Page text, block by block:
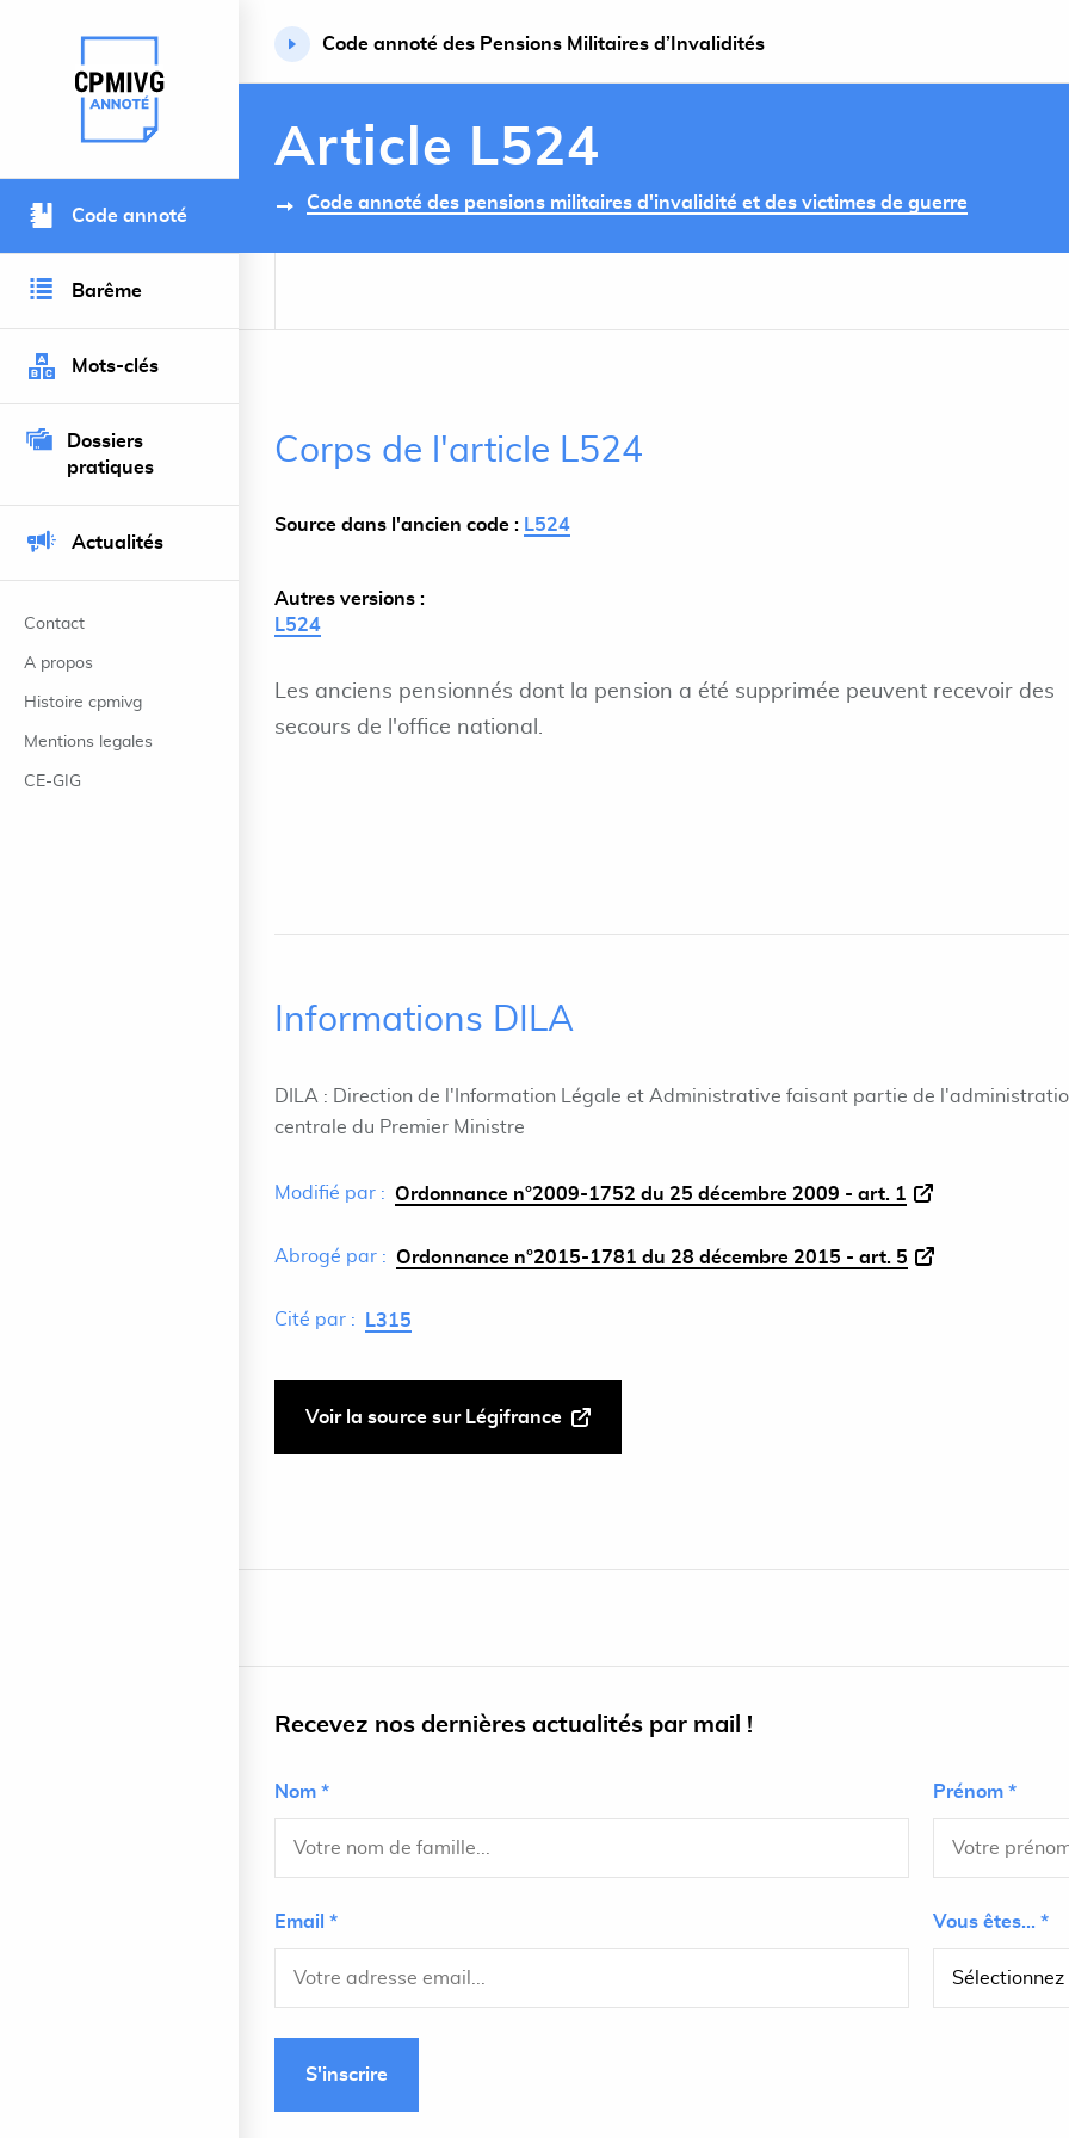
Retour à l’accueil du site
Code annoté
Barême
Mots-clés
Dossiers
pratiques
Actualités
Contact
A propos
Histoire cpmivg
Mentions legales
CE-GIG
Code annoté des Pensions Militaires d’Invalidités
Article L524
Code annoté des pensions militaires d'invalidité et des victimes de guerre
Corps de l'article L524
Source dans l'ancien code : L524
Autres versions :
L524
Les anciens pensionnés dont la pension a été supprimée peuvent recevoir des
secours de l'office national.
Informations DILA
DILA : Direction de l'Information Légale et Administrative faisant partie de
centrale du Premier Ministre
Modifié par : Ordonnance n°2009-1752 du 25 décembre 2009 - art. 1
Abrogé par : Ordonnance n°2015-1781 du 28 décembre 2015 - art. 5
Cité par : L315
Voir la source sur Légifrance
Recevez nos dernières actualités par mail !
Nom * Prénom *
Email * Vous êtes... *
S'inscrire